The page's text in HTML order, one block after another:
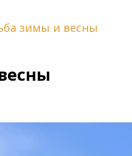
зимы и весны